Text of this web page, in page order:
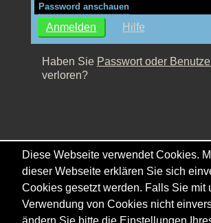
Password anschauen
Hilfe
Haben Sie Passwort oder
verloren?
Diese Webseite verwendet Cookies.
dieser Webseite erklären Sie sich
Cookies gesetzt werden. Falls Sie mit
Verwendung von Cookies nicht
ändern Sie bitte die Einstellungen